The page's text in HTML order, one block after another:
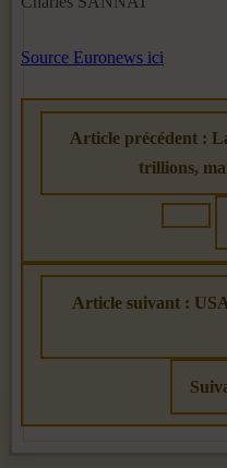
Source Euronews ici
Article précédent :
trillions,
Article suivant :